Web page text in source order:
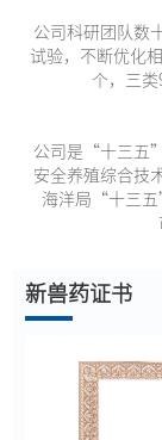
公司科研团队数
试验，不断优化
个，三
公司是“十三五
安全养殖综合技
海洋局“十三五
新兽药证书